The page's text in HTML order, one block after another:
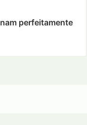
perfeitamente